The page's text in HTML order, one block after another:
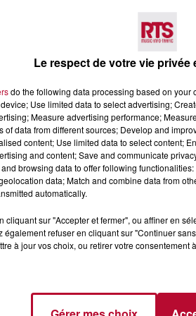
Le moment le plus
tellement secouer par les
sur certains tronçons,
:un gros buzzer rouge
dessus pour y enregistrer
en centre de rééducation
Marseille après avoir reconnu
halte imprévue le long du
raconter ses souvenirs
passé le reste de la journée à
Le respect de votre vie
do the following data processing based on
Use limited data to select advertising;
Measure advertising performance;
of data from different sources; Develop and
content; Use limited data to select content;
and content; Save and communicate
browsing data to offer following
data; Match and combine data from
automatically.
cliquant sur "Accepter et fermer", ou affiner en
également refuser en cliquant sur "Continuer
à jour vos choix, ou retirer votre